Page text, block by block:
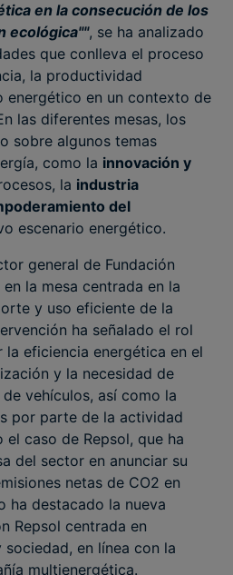
en la consecución de los
ecológica"", se ha analizado
que conlleva el proceso
la productividad
energético en un contexto de
las diferentes mesas, los
sobre algunos temas
como la innovación y
la industria
del
escenario energético.
general de Fundación
la mesa centrada en la
y uso eficiente de la
ha señalado el rol
la eficiencia energética en el
y la necesidad de
vehículos, así como la
por parte de la actividad
caso de Repsol, que ha
del sector en anunciar su
netas de CO2 en
ha destacado la nueva
Repsol centrada en
en línea con la
multienergética.